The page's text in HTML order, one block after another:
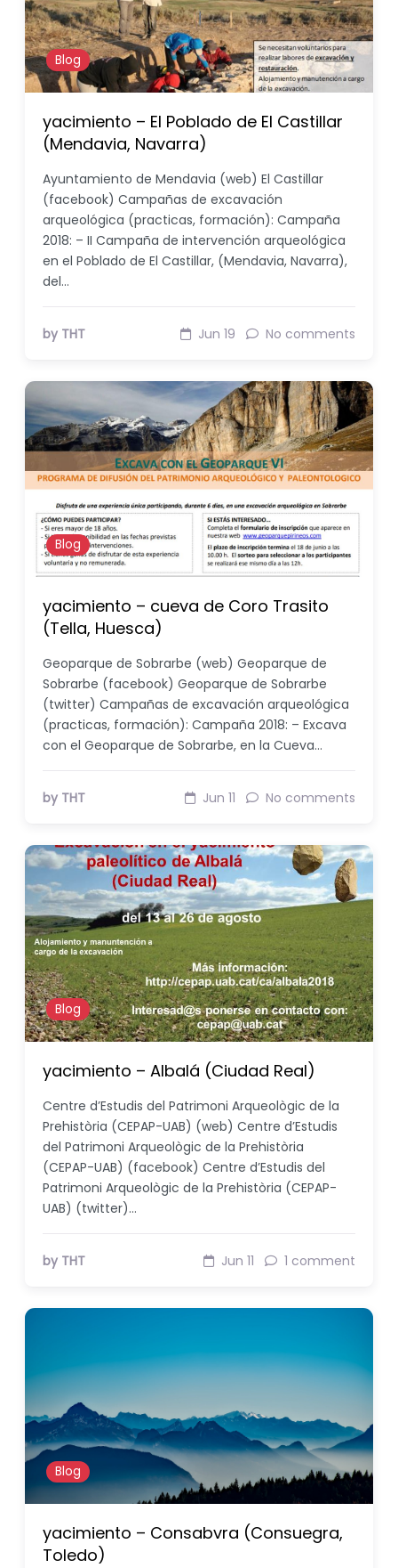
Blog
yacimiento – El Poblado de El Castillar
(Mendavia, Navarra)
Ayuntamiento de Mendavia (web) El Castillar
(facebook) Campañas de excavación
arqueológica (practicas, formación): Campaña
2018: – II Campaña de intervención arqueológica
en el Poblado de El Castillar, (Mendavia, Navarra),
del…
by THT Jun 19 No comments
Blog
yacimiento – cueva de Coro Trasito
(Tella, Huesca)
Geoparque de Sobrarbe (web) Geoparque de
Sobrarbe (facebook) Geoparque de Sobrarbe
(twitter) Campañas de excavación arqueológica
(practicas, formación): Campaña 2018: – Excava
con el Geoparque de Sobrarbe, en la Cueva…
by THT Jun 11 No comments
Blog
yacimiento – Albalá (Ciudad Real)
Centre d’Estudis del Patrimoni Arqueològic de la
Prehistòria (CEPAP-UAB) (web) Centre d’Estudis
del Patrimoni Arqueològic de la Prehistòria
(CEPAP-UAB) (facebook) Centre d’Estudis del
Patrimoni Arqueològic de la Prehistòria (CEPAP-
UAB) (twitter)…
by THT Jun 11 1 comment
Blog
yacimiento – Consabvra (Consuegra,
Toledo)